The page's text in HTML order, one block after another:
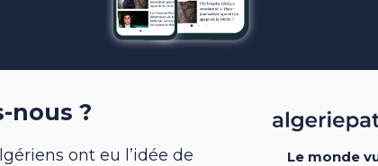
nous ?
ont eu l’idée de
Le monde